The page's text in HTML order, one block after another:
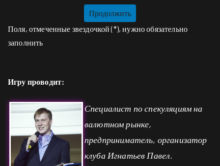
Поля, отмеченные звездочкой (*), нужно обязательно
заполнить
Игру проводит:
Специалист по спекуляциям на
валютном рынке,
предприниматель, организатор
клуба Игнатьев Павел.